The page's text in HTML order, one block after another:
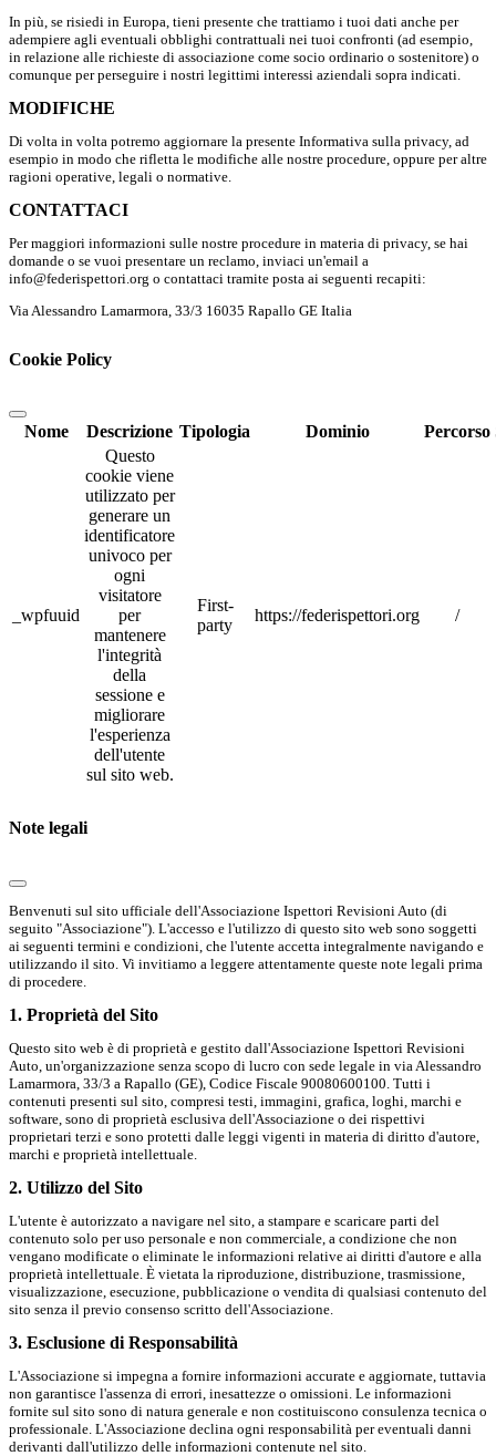
In più, se risiedi in Europa, tieni presente che trattiamo i tuoi dati anche per
adempiere agli eventuali obblighi contrattuali nei tuoi confronti (ad esempio,
in relazione alle richieste di associazione come socio ordinario o sostenitore) o
comunque per perseguire i nostri legittimi interessi aziendali sopra indicati.
MODIFICHE
Di volta in volta potremo aggiornare la presente Informativa sulla privacy, ad
esempio in modo che rifletta le modifiche alle nostre procedure, oppure per altre
ragioni operative, legali o normative.
CONTATTACI
Per maggiori informazioni sulle nostre procedure in materia di privacy, se hai
domande o se vuoi presentare un reclamo, inviaci un'email a
info@federispettori.org o contattaci tramite posta ai seguenti recapiti:
Via Alessandro Lamarmora, 33/3 16035 Rapallo GE Italia
Cookie Policy
Nome Descrizione Tipologia Dominio Percorso
_wpfuuid
Questo
cookie viene
utilizzato per
generare un
identificatore
univoco per
ogni
visitatore
per
mantenere
l'integrità
della
sessione e
migliorare
l'esperienza
dell'utente
sul sito web.
First-
party
https://federispettori.org /
Note legali
Benvenuti sul sito ufficiale dell'Associazione Ispettori Revisioni Auto (di
seguito "Associazione"). L'accesso e l'utilizzo di questo sito web sono soggetti
ai seguenti termini e condizioni, che l'utente accetta integralmente navigando e
utilizzando il sito. Vi invitiamo a leggere attentamente queste note legali prima
di procedere.
1. Proprietà del Sito
Questo sito web è di proprietà e gestito dall'Associazione Ispettori Revisioni
Auto, un'organizzazione senza scopo di lucro con sede legale in via Alessandro
Lamarmora, 33/3 a Rapallo (GE), Codice Fiscale 90080600100. Tutti i
contenuti presenti sul sito, compresi testi, immagini, grafica, loghi, marchi e
software, sono di proprietà esclusiva dell'Associazione o dei rispettivi
proprietari terzi e sono protetti dalle leggi vigenti in materia di diritto d'autore,
marchi e proprietà intellettuale.
2. Utilizzo del Sito
L'utente è autorizzato a navigare nel sito, a stampare e scaricare parti del
contenuto solo per uso personale e non commerciale, a condizione che non
vengano modificate o eliminate le informazioni relative ai diritti d'autore e alla
proprietà intellettuale. È vietata la riproduzione, distribuzione, trasmissione,
visualizzazione, esecuzione, pubblicazione o vendita di qualsiasi contenuto del
sito senza il previo consenso scritto dell'Associazione.
3. Esclusione di Responsabilità
L'Associazione si impegna a fornire informazioni accurate e aggiornate, tuttavia
non garantisce l'assenza di errori, inesattezze o omissioni. Le informazioni
fornite sul sito sono di natura generale e non costituiscono consulenza tecnica o
professionale. L'Associazione declina ogni responsabilità per eventuali danni
derivanti dall'utilizzo delle informazioni contenute nel sito.